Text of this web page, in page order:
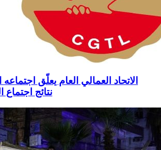
الاتحاد العمالي العام يعلّق
نتائج